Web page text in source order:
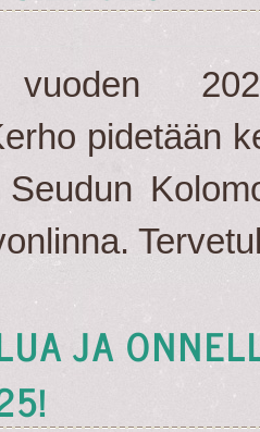
vuoden
pidetään
JA